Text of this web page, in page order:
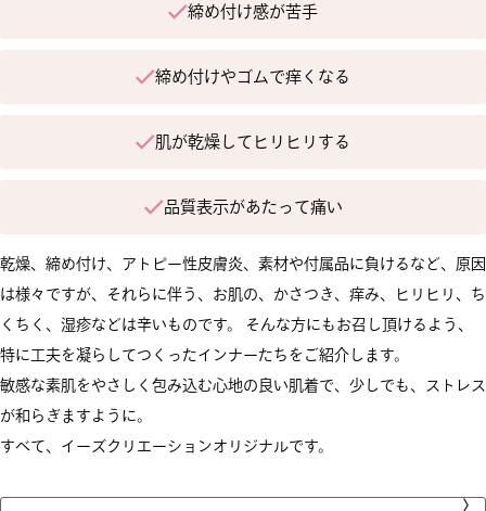
締め付け感が苦手
締め付けやゴムで痒くなる
肌が乾燥してヒリヒリする
品質表示があたって痛い
乾燥、締め付け、アトピー性皮膚炎、素材や付属品に負けるなど、原因
は様々ですが、それらに伴う、お肌の、かさつき、痒み、ヒリヒリ、ち
くちく、湿疹などは辛いものです。 そんな方にもお召し頂けるよう、
特に工夫を凝らしてつくったインナーたちをご紹介します。
敏感な素肌をやさしく包み込む心地の良い肌着で、少しでも、ストレス
が和らぎますように。
すべて、イーズクリエーションオリジナルです。